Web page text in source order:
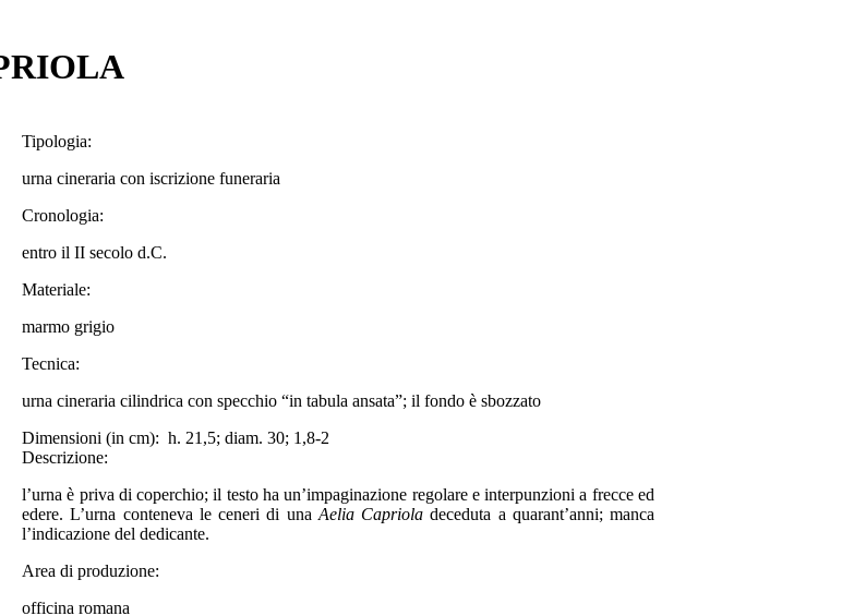
Tipologia:
urna cineraria con iscrizione funeraria
Cronologia:
entro il II secolo d.C.
Materiale:
marmo grigio
Tecnica:
urna cineraria cilindrica con specchio “in tabula ansata”; il fondo è sbozzato
Dimensioni (in cm): h. 21,5; diam. 30; 1,8-2
Descrizione:
l’urna è priva di coperchio; il testo ha un’impaginazione regolare e interpunzioni a frecce ed
edere. L’urna conteneva le ceneri di una Aelia Capriola deceduta a quarant’anni; manca
l’indicazione del dedicante.
Area di produzione:
officina romana